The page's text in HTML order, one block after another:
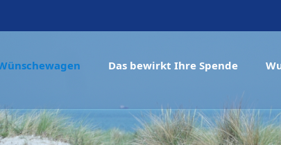
Das bewirkt Ihre Spende